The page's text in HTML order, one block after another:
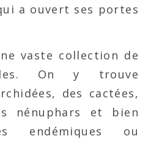
a ouvert ses portes
vaste collection de
On y trouve
des cactées,
nénuphars et bien
endémiques ou